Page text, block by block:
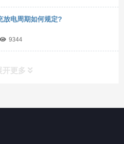
放电周期如何规定?
9344
开更多